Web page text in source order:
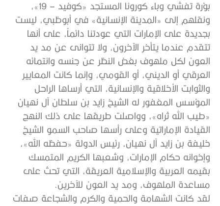
بؤرة تفشي وباء كورونا المستجد «كوفيد – 19»،
ونقلهم إلى «المدينة الإنسانية» في أبوظبي، ليست
بجديدة على الإمارات التي عودتنا دائماً، على أنها
تتقدم عندما يتأخر الآخرون، ولا تتوانى عن مد يد
العون لكل ملهوف بغض النظر عن جنسه وانتمائه
العرقي أو الديني، أو القومي، وإنما كانت المعايير
والثوابت الأخلاقية والإنسانية، التي أرساها الراحل
المؤسس المغفور له الشيخ زايد بن سلطان آل نهيان
«طيب الله ثراه»، وواصلت طريقها على ذلك النهج
القيادة الإماراتية وعلى رأسها صاحب السمو الشيخ
خليفة بن زايد آل نهيان، رئيس الدولة «حفظه الله»،
وإخوانه حكام الإمارات، وشعبها الكريم المتمسك
بقيمه العربية والإسلامية العريقة، التي تحث على
مساعدة الملهوف، ومد يد العون للآخرين.
لقد كانت الشهامة والحمية والكرم والشجاعة صفات